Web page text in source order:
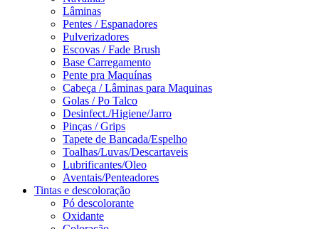
Lâminas
Pentes / Espanadores
Pulverizadores
Escovas / Fade Brush
Base Carregamento
Pente pra Maquínas
Cabeça / Lâminas para Maquinas
Golas / Po Talco
Desinfect./Higiene/Jarro
Pinças / Grips
Tapete de Bancada/Espelho
Toalhas/Luvas/Descartaveis
Lubrificantes/Oleo
Aventais/Penteadores
Tintas e descoloração
Pó descolorante
Oxidante